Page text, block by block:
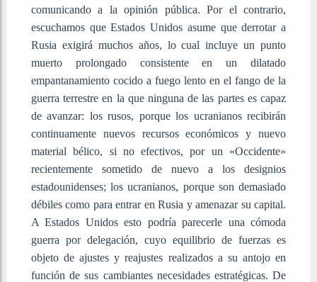
comunicando a la opinión pública. Por el contrario,
escuchamos que Estados Unidos asume que derrotar a
Rusia exigirá muchos años, lo cual incluye un punto
muerto prolongado consistente en un dilatado
empantanamiento cocido a fuego lento en el fango de la
guerra terrestre en la que ninguna de las partes es capaz
de avanzar: los rusos, porque los ucranianos recibirán
continuamente nuevos recursos económicos y nuevo
material bélico, si no efectivos, por un «Occidente»
recientemente sometido de nuevo a los designios
estadounidenses; los ucranianos, porque son demasiado
débiles como para entrar en Rusia y amenazar su capital.
A Estados Unidos esto podría parecerle una cómoda
guerra por delegación, cuyo equilibrio de fuerzas es
objeto de ajustes y reajustes realizados a su antojo en
función de sus cambiantes necesidades estratégicas. De